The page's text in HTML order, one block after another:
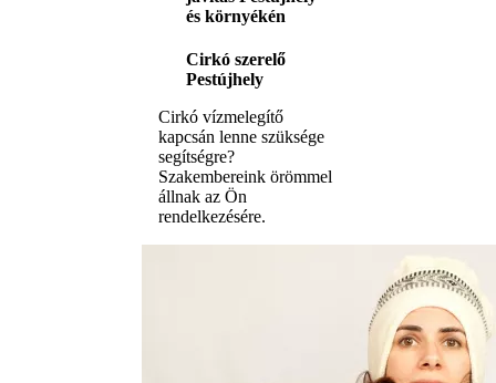
és környékén
Cirkó szerelő
Pestújhely
Cirkó vízmelegítő
kapcsán lenne szüksége
segítségre?
Szakembereink örömmel
állnak az Ön
rendelkezésére.